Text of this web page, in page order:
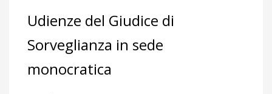
Udienze del Giudice di
Sorveglianza in sede
monocratica